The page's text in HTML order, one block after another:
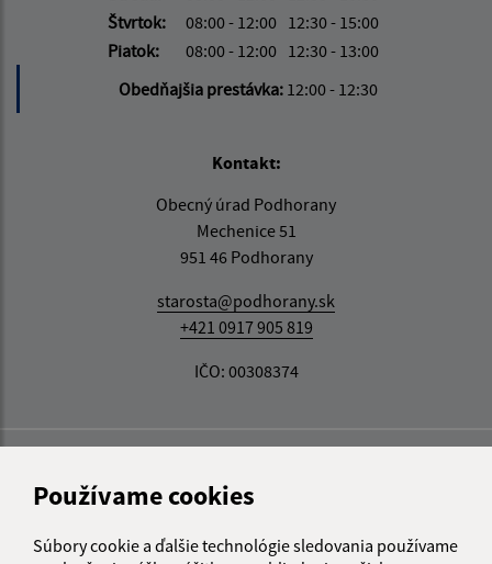
Používame cookies
Súbory cookie a ďalšie technológie sledovania používame
Štvrtok:
08:00 - 12:00 12:30 - 15:00
Piatok:
08:00 - 12:00 12:30 - 13:00
Obedňajšia prestávka: 12:00 - 12:30
Kontakt:
Obecný úrad Podhorany
Mechenice 51
951 46 Podhorany
starosta@podhorany.sk
+421 0917 905 819
IČO: 00308374